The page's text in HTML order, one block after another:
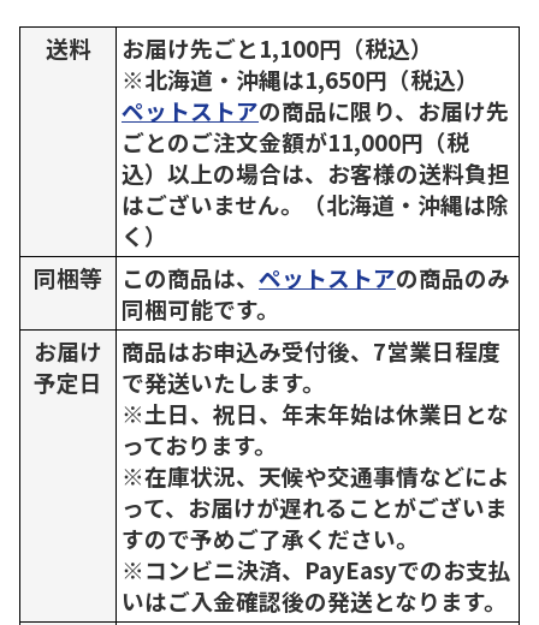
送料
お届け先ごと1,100円（税込）
※北海道・沖縄は1,650円（税込）
ペットストアの商品に限り、お届け先
ごとのご注文金額が11,000円（税
込）以上の場合は、お客様の送料負担
はございません。（北海道・沖縄は除
く）
同梱等
この商品は、 ペットストアの商品のみ
同梱可能です。
お届け
予定日
商品はお申込み受付後、7営業日程度
で発送いたします。
※土日、祝日、年末年始は休業日とな
っております。
※在庫状況、天候や交通事情などによ
って、お届けが遅れることがございま
すので予めご了承ください。
※コンビニ決済、PayEasyでのお支払
いはご入金確認後の発送となります。